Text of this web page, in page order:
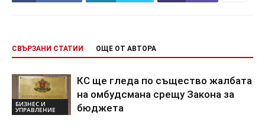
СВЪРЗАНИ СТАТИИ ОЩЕ ОТ АВТОРА
БИЗНЕС И
УПРАВЛЕНИЕ
КС ще гледа по същество жалбата
на омбудсмана срещу Закона за
бюджета